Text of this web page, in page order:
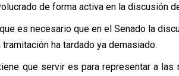
de forma activa en la discusión
es necesario que en el Senado la
ha tardado ya demasiado.
que servir es para representar a